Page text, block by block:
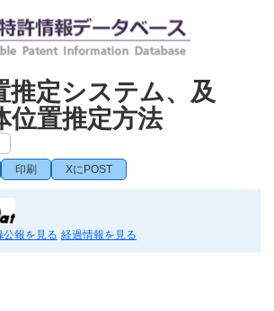
推定システム、及
位置推定方法
印刷 XにPOST
公報を見る 経過情報を見る